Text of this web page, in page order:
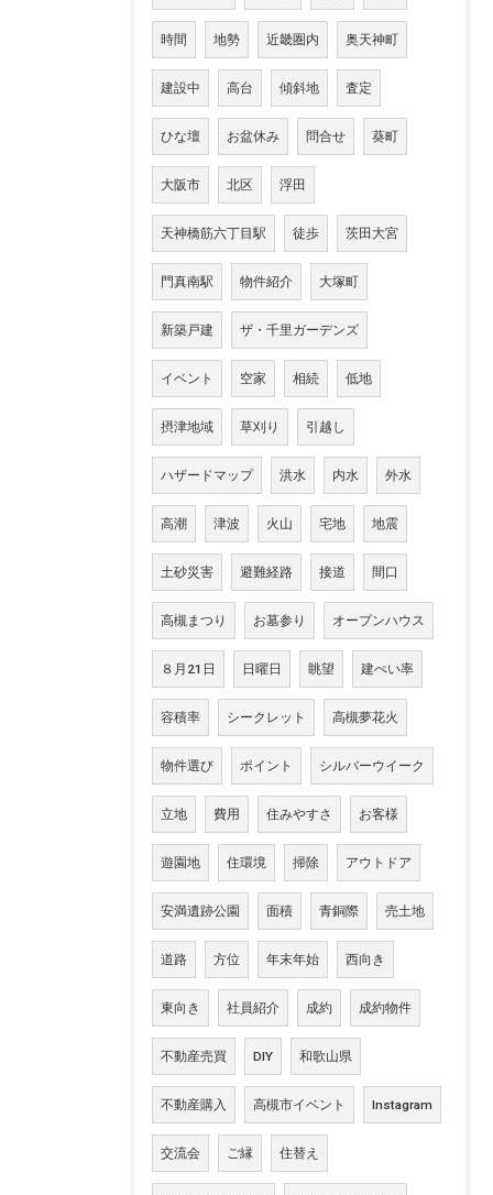
時間 地勢 近畿圏内 奥天神町
建設中 高台 傾斜地 査定
ひな壇 お盆休み 問合せ 葵町
大阪市 北区 浮田
天神橋筋六丁目駅 徒歩 茨田大宮
門真南駅 物件紹介 大塚町
新築戸建 ザ・千里ガーデンズ
イベント 空家 相続 低地
摂津地域 草刈り 引越し
ハザードマップ 洪水 内水 外水
高潮 津波 火山 宅地 地震
土砂災害 避難経路 接道 間口
高槻まつり お墓参り オープンハウス
８月21日 日曜日 眺望 建ぺい率
容積率 シークレット 高槻夢花火
物件選び ポイント シルバーウイーク
立地 費用 住みやすさ お客様
遊園地 住環境 掃除 アウトドア
安満遺跡公園 面積 青銅際 売土地
道路 方位 年末年始 西向き
東向き 社員紹介 成約 成約物件
不動産売買 DIY 和歌山県
不動産購入 高槻市イベント Instagram
交流会 ご縁 住替え